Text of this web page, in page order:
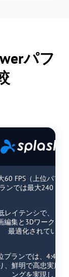
パフ
60 FPS（上位パフ
ンでは最大240
レイテンシで、リ
編集と3Dワークフ
最適化されていま
プランでは、4:4:4
、鮮明で高忠実度
ングを実現しま